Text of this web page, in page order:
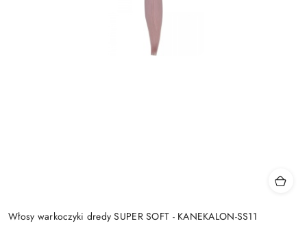
Włosy warkoczyki dredy SUPER SOFT - KANEKALON-SS11